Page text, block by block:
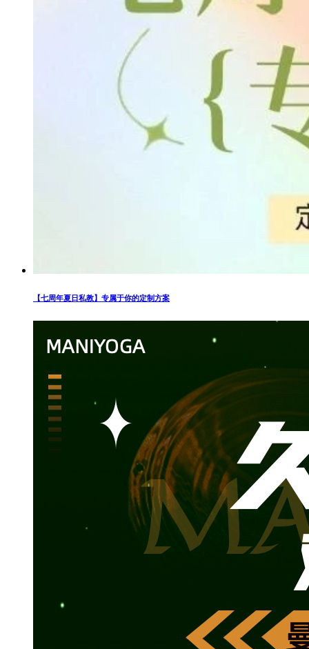
【七周年夏日私教】专属于你的定制方案